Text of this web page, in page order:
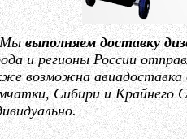
Мывыполняем доставку
и регионы России
возможна авиадоставка
Сибири и Крайнего